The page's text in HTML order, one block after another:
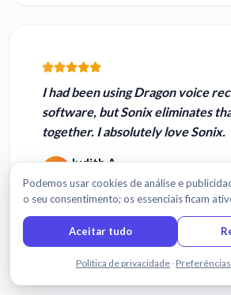
I had been using Dragon voice
software, but Sonix eliminates
together. I absolutely love Sonix.
Judith A.
Ireland
Ler mais avaliações
Podemos usar cookies de análise e
o seu consentimento; os essenciais ficam
Aceitar tudo
Política de privacidade ·